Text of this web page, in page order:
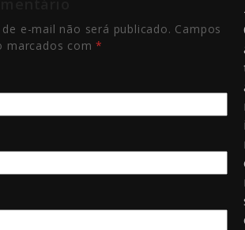
e-mail não será publicado. Campos
marcados com*